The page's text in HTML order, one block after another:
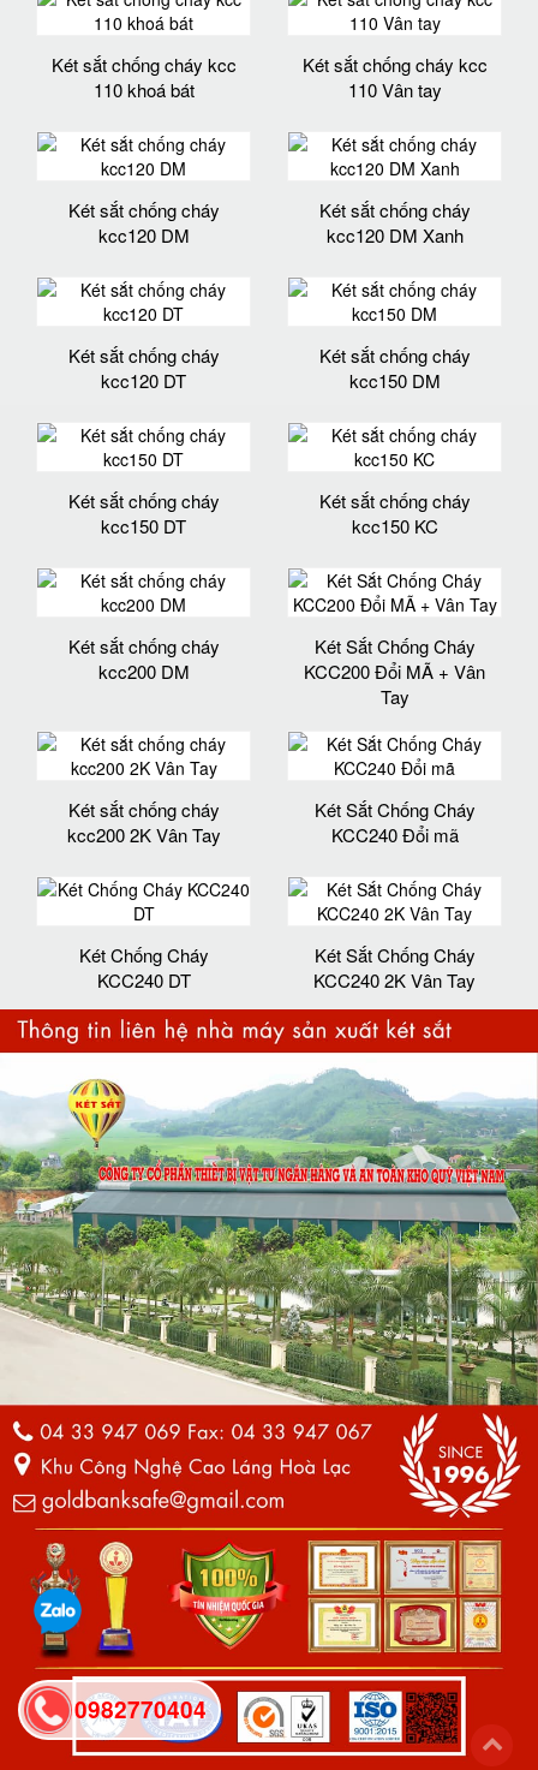
Két sắt chống cháy kcc
110 khoá bát
Két sắt chống cháy kcc
110 Vân tay
Két sắt chống cháy
kcc120 DM
Két sắt chống cháy
kcc120 DM Xanh
Két sắt chống cháy
kcc120 DT
Két sắt chống cháy
kcc150 DM
Két sắt chống cháy
kcc150 DT
Két sắt chống cháy
kcc150 KC
Két sắt chống cháy
kcc200 DM
Két Sắt Chống Cháy
KCC200 Đổi MÃ + Vân
Tay
Két sắt chống cháy
kcc200 2K Vân Tay
Két Sắt Chống Cháy
KCC240 Đổi mã
Két Chống Cháy
KCC240 DT
Két Sắt Chống Cháy
KCC240 2K Vân Tay
0982770404